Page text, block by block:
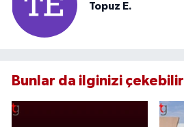
Topuz E.
Bunlar da ilginizi çekebilir